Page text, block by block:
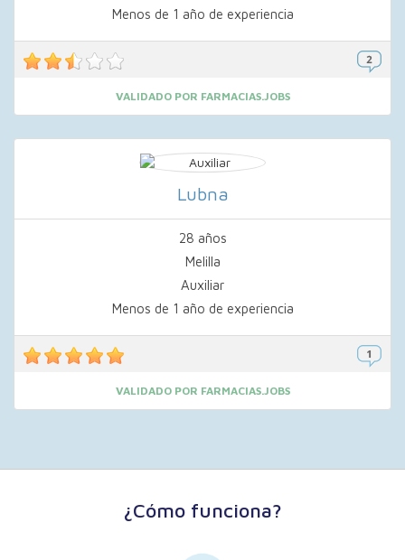
Menos de 1 año de experiencia
VALIDADO POR FARMACIAS.JOBS
Lubna
28 años
Melilla
Auxiliar
Menos de 1 año de experiencia
VALIDADO POR FARMACIAS.JOBS
¿Cómo funciona?